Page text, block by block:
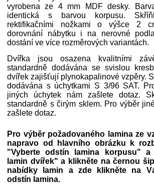
vyrobena ze 4 mm MDF desky.
identická s barvou korpusu.
rektifikačními nožkami o výšce 2
dorovnání nábytku i na nerovné
dostání ve více rozměrových variantách.
Dvířka jsou osazena kvalitními
standardně dodávána se svislou
dvířek zajišťují plynokapalinové vzpěry.
dodávána s úchytkami S 3/96 SAT.
jiných úchytek nám zašlete dotaz.
standardně s čirým sklem. Pro výběr
zašlete dotaz.
Pro výběr požadovaného lamina ze
napravo od hlavního obrázku k
"Vyberte odstín lamina korpusu" a
lamin dvířek" a klikněte na černou
nabídky lamin a zde klikněte na
odstín lamina.